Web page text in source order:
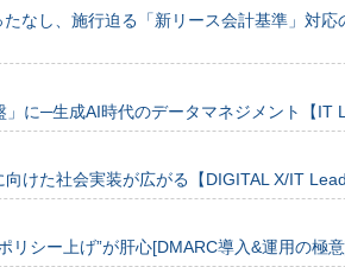
なし、施行迫る「新リース会計基準」対
に─生成AI時代のデータマネジメント【IT
けた社会実装が広がる【DIGITAL X/IT
リシー上げ”が肝心[DMARC導入&運用の極